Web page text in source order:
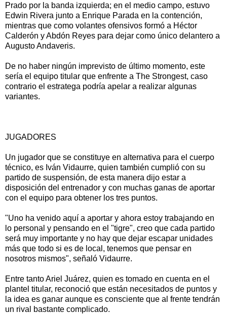
Prado por la banda izquierda; en el medio campo, estuvo
Edwin Rivera junto a Enrique Parada en la contención,
mientras que como volantes ofensivos formó a Héctor
Calderón y Abdón Reyes para dejar como único delantero a
Augusto Andaveris.
De no haber ningún imprevisto de último momento, este
sería el equipo titular que enfrente a The Strongest, caso
contrario el estratega podría apelar a realizar algunas
variantes.
JUGADORES
Un jugador que se constituye en alternativa para el cuerpo
técnico, es Iván Vidaurre, quien también cumplió con su
partido de suspensión, de esta manera dijo estar a
disposición del entrenador y con muchas ganas de aportar
con el equipo para obtener los tres puntos.
"Uno ha venido aquí a aportar y ahora estoy trabajando en
lo personal y pensando en el "tigre", creo que cada partido
será muy importante y no hay que dejar escapar unidades
más que todo si es de local, tenemos que pensar en
nosotros mismos", señaló Vidaurre.
Entre tanto Ariel Juárez, quien es tomado en cuenta en el
plantel titular, reconoció que están necesitados de puntos y
la idea es ganar aunque es consciente que al frente tendrán
un rival bastante complicado.